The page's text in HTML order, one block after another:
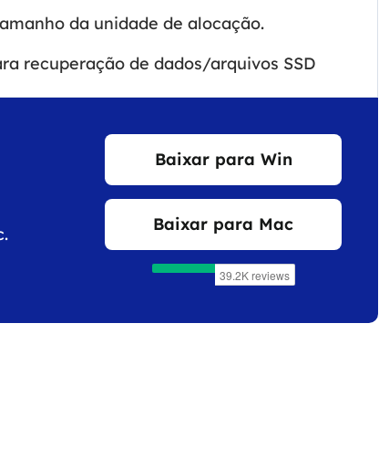
da unidade de alocação.
recuperação de dados/arquivos SSD
Baixar para Win
Baixar para Mac